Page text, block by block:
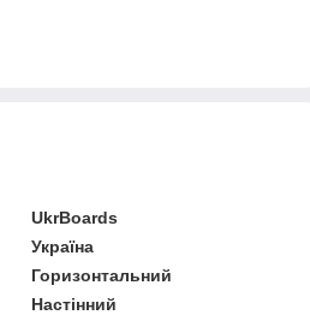
UkrBoards
Україна
Горизонтальний
Настінний